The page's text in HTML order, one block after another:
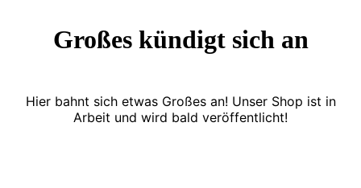
Großes kündigt sich an
Hier bahnt sich etwas Großes an! Unser Shop ist in
Arbeit und wird bald veröffentlicht!